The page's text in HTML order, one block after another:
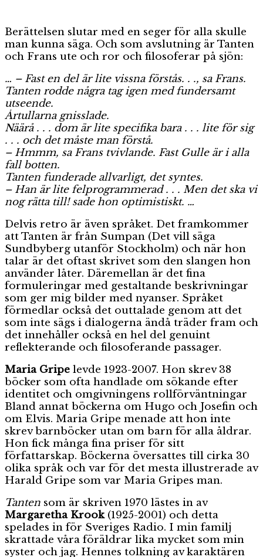
Berättelsen slutar med en seger för alla skulle
man kunna säga. Och som avslutning är Tanten
och Frans ute och ror och filosoferar på sjön:
… – Fast en del är lite vissna förstås. . ., sa Frans.
Tanten rodde några tag igen med fundersamt
utseende.
Årtullarna gnisslade.
Näärå . . . dom är lite specifika bara . . . lite för sig
. . . och det måste man förstå.
– Hmmm, sa Frans tvivlande. Fast Gulle är i alla
fall botten.
Tanten funderade allvarligt, det syntes.
– Han är lite felprogrammerad . . . Men det ska vi
nog rätta till! sade hon optimistiskt. …
Delvis retro är även språket. Det framkommer
att Tanten är från Sumpan (Det vill säga
Sundbyberg utanför Stockholm) och när hon
talar är det oftast skrivet som den slangen hon
använder låter. Däremellan är det fina
formuleringar med gestaltande beskrivningar
som ger mig bilder med nyanser. Språket
förmedlar också det outtalade genom att det
som inte sägs i dialogerna ändå träder fram och
det innehåller också en hel del genuint
reflekterande och filosoferande passager.
Maria Gripe levde 1923-2007. Hon skrev 38
böcker som ofta handlade om sökande efter
identitet och omgivningens rollförväntningar
Bland annat böckerna om Hugo och Josefin och
om Elvis. Maria Gripe menade att hon inte
skrev barnböcker utan om barn för alla åldrar.
Hon fick många fina priser för sitt
författarskap. Böckerna översattes till cirka 30
olika språk och var för det mesta illustrerade av
Harald Gripe som var Maria Gripes man.
Tanten som är skriven 1970 lästes in av
Margaretha Krook(1925-2001) och detta
spelades in för Sveriges Radio. I min familj
skrattade våra föräldrar lika mycket som min
syster och jag. Hennes tolkning av karaktären